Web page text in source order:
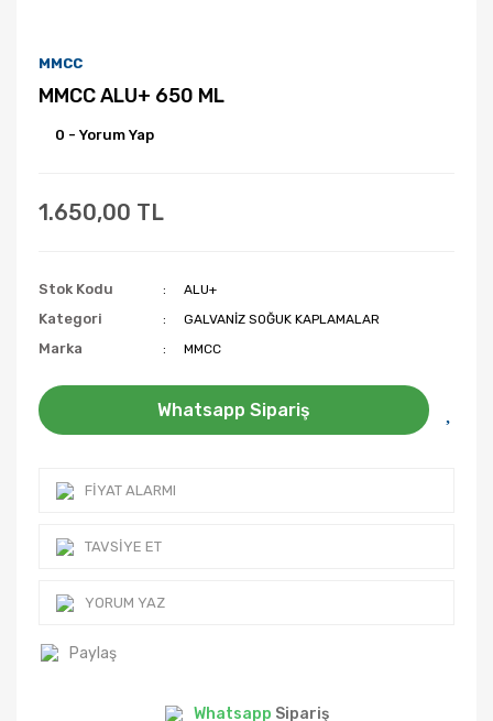
MMCC
MMCC ALU+ 650 ML
0 - Yorum Yap
1.650,00 TL
Stok Kodu ALU+
Kategori GALVANİZ SOĞUK KAPLAMALAR
Marka MMCC
Whatsapp Sipariş
FIYAT ALARMI
TAVSIYE ET
YORUM YAZ
Paylaş
Whatsapp Sipariş